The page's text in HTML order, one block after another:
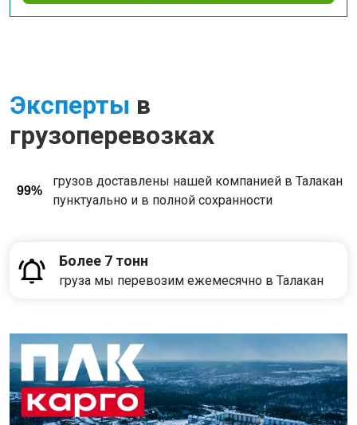
Эксперты в
грузоперевозках
99%
грузов доставлены нашей компанией в Талакан
пунктуально и в полной сохранности
Более 7 тонн
груза мы перевозим ежемесячно в Талакан